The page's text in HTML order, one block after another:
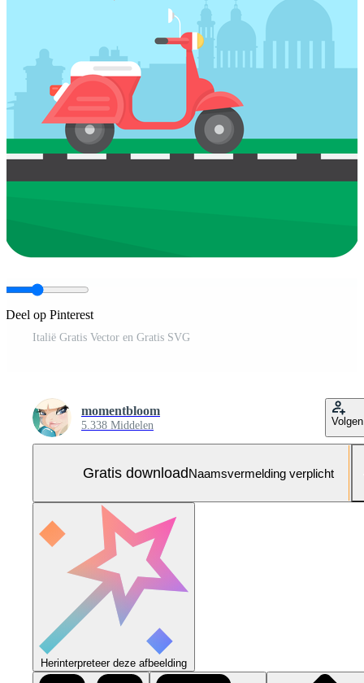
Deel op Pinterest
Italië Gratis Vector en Gratis SVG
momentbloom
5.338 Middelen Volgen
Gratis downloadNaamsvermelding verplicht
Herinterpreteer deze afbeelding